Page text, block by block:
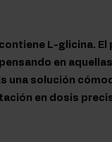
L-glicina.
en
una solución
en dosis